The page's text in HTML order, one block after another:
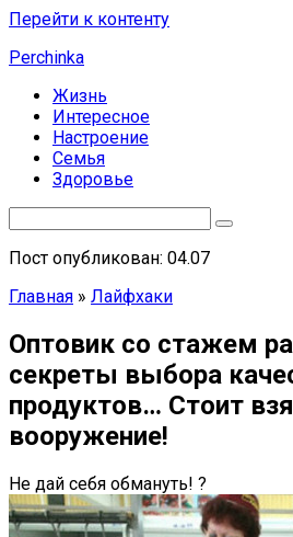
Перейти к контенту
Perchinka
Жизнь
Интересное
Настроение
Семья
Здоровье
Пост опубликован: 04.07
Главная » Лайфхаки
Оптовик со стажем
секреты выбора
продуктов… Стоит
вооружение!
Не дай себя обмануть! ?